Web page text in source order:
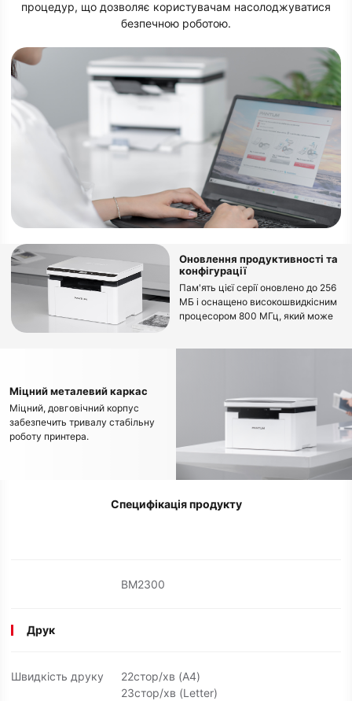
процедур, що дозволяє користувачам насолоджуватися
безпечною роботою.
Оновлення продуктивності та
конфігурації
Пам'ять цієї серії оновлено до 256
МБ і оснащено високошвидкісним
процесором 800 МГц, який може
Міцний металевий каркас
Міцний, довговічний корпус
забезпечить тривалу стабільну
роботу принтера.
Специфікація продукту
BM2300
Друк
Швидкість друку
22стор/хв (A4)
23стор/хв (Letter)